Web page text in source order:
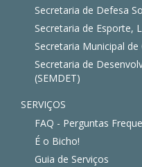
Secretaria de Defesa
Secretaria de Esporte,
Secretaria Municipal de
Secretaria de
(SEMDET)
SERVIÇOS
FAQ - Perguntas
É o Bicho!
Guia de Serviços